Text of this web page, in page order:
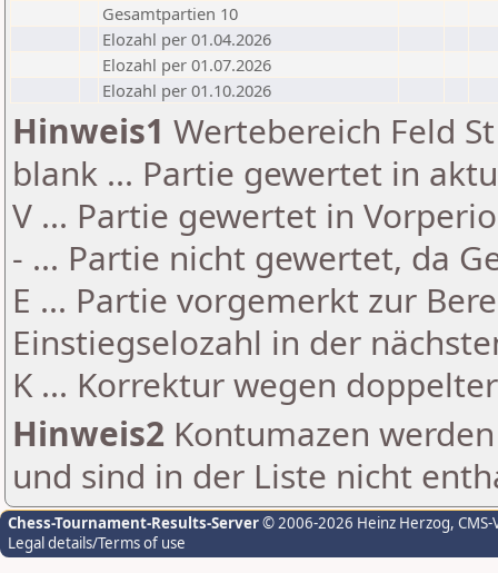
Gesamtpartien 10
Elozahl per 01.04.2026
Elozahl per 01.07.2026
Elozahl per 01.10.2026
Hinweis1 Wertebereich Feld
blank ... Partie gewertet in
V ... Partie gewertet in
- ... Partie nicht gewertet, da
E ... Partie vorgemerkt zur
Einstiegselozahl in der
K ... Korrektur wegen
Hinweis2 Kontumazen
und sind in der Liste nicht
Chess-Tournament-Results-Server© 2006-2026 Heinz Herzog,
Legal details/Terms of use